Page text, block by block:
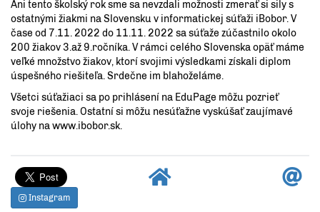
Ani tento školský rok sme sa nevzdali možnosti zmerať si sily s
ostatnými žiakmi na Slovensku v informatickej súťaži iBobor. V
čase od 7.11. 2022 do 11.11. 2022 sa súťaže zúčastnilo okolo
200 žiakov 3.až 9.ročníka. V rámci celého Slovenska opäť máme
veľké množstvo žiakov, ktorí svojimi výsledkami získali diplom
úspešného riešiteľa. Srdečne im blahoželáme.
Všetci súťažiaci sa po prihlásení na EduPage môžu pozrieť
svoje riešenia. Ostatní si môžu nesúťažne vyskúšať zaujímavé
úlohy na www.ibobor.sk.
Instagram